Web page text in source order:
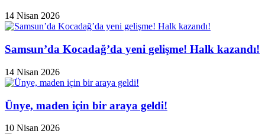
14 Nisan 2026
Samsun’da Kocadağ’da yeni gelişme! Halk kazandı!
14 Nisan 2026
Ünye, maden için bir araya geldi!
10 Nisan 2026